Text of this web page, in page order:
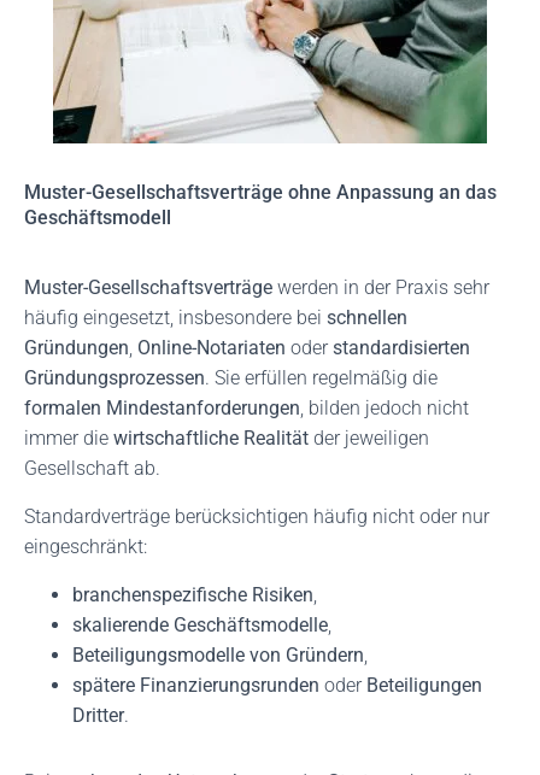
Muster-Gesellschaftsverträge ohne Anpassung an das
Geschäftsmodell
Muster-Gesellschaftsverträge werden in der Praxis sehr
häufig eingesetzt, insbesondere bei schnellen
Gründungen, Online-Notariaten oderstandardisierten
Gründungsprozessen. Sie erfüllen regelmäßig die
formalen Mindestanforderungen, bilden jedoch nicht
immer die wirtschaftliche Realität der jeweiligen
Gesellschaft ab.
Standardverträge berücksichtigen häufig nicht oder nur
eingeschränkt:
branchenspezifische Risiken,
skalierende Geschäftsmodelle,
Beteiligungsmodelle von Gründern,
spätere Finanzierungsrunden oder Beteiligungen
Dritter.